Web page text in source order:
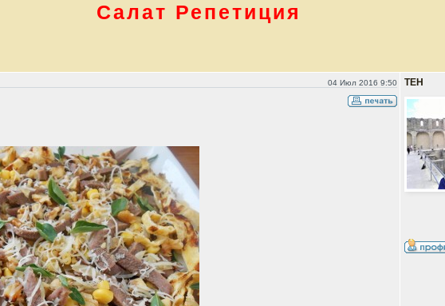
Салат Репетиция
04 Июл 2016 9:50 ТЕН